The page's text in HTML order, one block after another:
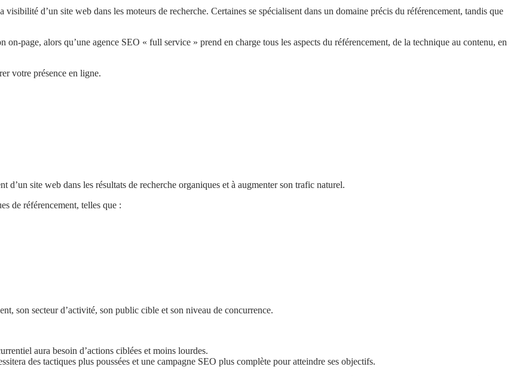
d’un site web dans les moteurs de recherche. Certaines se spécialisent dans un domaine précis du référencement, tandis que
page, alors qu’une agence SEO « full service » prend en charge tous les aspects du référencement, de la technique au contenu, en
votre présence en ligne.
d’un site web dans les résultats de recherche organiques et à augmenter son trafic naturel.
de référencement, telles que :
son secteur d’activité, son public cible et son niveau de concurrence.
aura besoin d’actions ciblées et moins lourdes.
des tactiques plus poussées et une campagne SEO plus complète pour atteindre ses objectifs.